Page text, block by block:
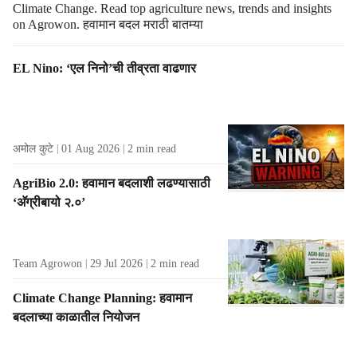
Climate Change. Read top agriculture news, trends and insights
on Agrowon. हवामान बदल मराठी बातम्या
T
s
l
EL Nino: ‘एल निनो’ची तीव्रता वाढणार
अमोल कुटे 01 Aug 2026 2 min read
AgriBio 2.0: हवामान बदलाशी लढण्यासाठी
‘अ‍ॅग्रीबायो २.०’
Team Agrowon 29 Jul 2026 2 min read
Climate Change Planning: हवामान
बदलाच्या काळातील नियोजन